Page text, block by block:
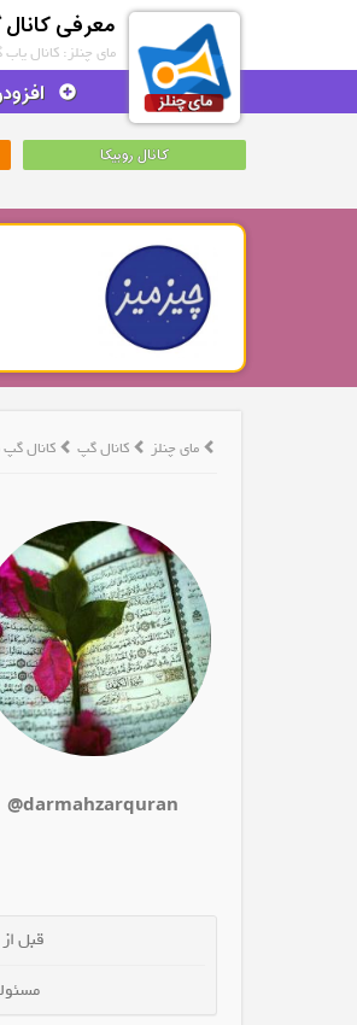
معرفی
مای چنلز: کانال
کانال روبیکا
مای چنلز کانال گپ کانال
@darmahzarquran
قبل